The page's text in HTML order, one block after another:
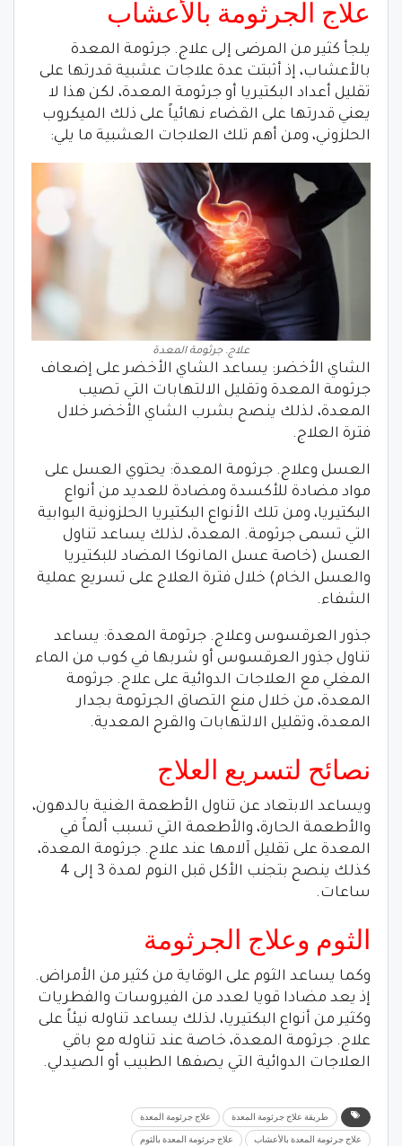
علاج الجرثومة بالأعشاب
يلجأ كثير من المرضى إلى علاج. جرثومة المعدة
بالأعشاب، إذ أثبتت عدة علاجات عشبية قدرتها على
تقليل أعداد البكتيريا أو جرثومة المعدة، لكن هذا لا
يعني قدرتها على القضاء نهائياً على ذلك الميكروب
الحلزوني، ومن أهم تلك العلاجات العشبية ما يلي:
علاج. جرثومة المعدة
الشاي الأخضر: يساعد الشاي الأخضر على إضعاف
جرثومة المعدة وتقليل الالتهابات التي تصيب
المعدة، لذلك ينصح بشرب الشاي الأخضر خلال
فترة العلاج.
العسل وعلاج. جرثومة المعدة: يحتوي العسل على
مواد مضادة للأكسدة ومضادة للعديد من أنواع
البكتيريا، ومن تلك الأنواع البكتيريا الحلزونية البوابية
التي تسمى جرثومة. المعدة، لذلك يساعد تناول
العسل (خاصة عسل المانوكا المضاد للبكتيريا
والعسل الخام) خلال فترة العلاج على تسريع عملية
الشفاء.
جذور العرقسوس وعلاج. جرثومة المعدة: يساعد
تناول جذور العرقسوس أو شربها في كوب من الماء
المغلي مع العلاجات الدوائية على علاج. جرثومة
المعدة، من خلال منع التصاق الجرثومة بجدار
المعدة، وتقليل الالتهابات والقرح المعدية.
نصائح لتسريع العلاج
ويساعد الابتعاد عن تناول الأطعمة الغنية بالدهون،
والأطعمة الحارة، والأطعمة التي تسبب ألماً في
المعدة على تقليل آلامها عند علاج. جرثومة المعدة،
كذلك ينصح بتجنب الأكل قبل النوم لمدة 3 إلى 4
ساعات.
الثوم وعلاج الجرثومة
وكما يساعد الثوم على الوقاية من كثير من الأمراض.
إذ يعد مضادا قويا لعدد من الفيروسات والفطريات
وكثير من أنواع البكتيريا، لذلك يساعد تناوله نيئاً على
علاج. جرثومة المعدة، خاصة عند تناوله مع باقي
العلاجات الدوائية التي يصفها الطبيب أو الصيدلي.
طريقة علاج جرثومة المعدة علاج جرثومة المعدة
علاج جرثومة المعدة بالأعشاب علاج جرثومة المعدة بالثوم